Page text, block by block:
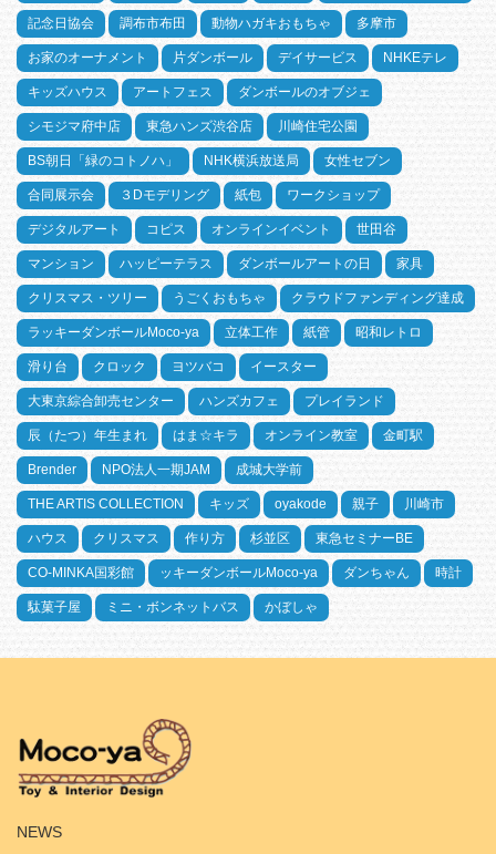
記念日協会 調布市布田 動物ハガキおもちゃ 多摩市
お家のオーナメント 片ダンボール デイサービス NHKEテレ
キッズハウス アートフェス ダンボールのオブジェ
シモジマ府中店 東急ハンズ渋谷店 川崎住宅公園
BS朝日「緑のコトノハ」 NHK横浜放送局 女性セブン
合同展示会 ３Dモデリング 紙包 ワークショップ
デジタルアート コピス オンラインイベント 世田谷
マンション ハッピーテラス ダンボールアートの日 家具
クリスマス・ツリー うごくおもちゃ クラウドファンディング達成
ラッキーダンボールMoco-ya 立体工作 紙管 昭和レトロ
滑り台 クロック ヨツバコ イースター
大東京綜合卸売センター ハンズカフェ プレイランド
辰（たつ）年生まれ はま☆キラ オンライン教室 金町駅
Brender NPO法人一期JAM 成城大学前
THE ARTIS COLLECTION キッズ oyakode 親子 川崎市
ハウス クリスマス 作り方 杉並区 東急セミナーBE
CO-MINKA国彩館 ッキーダンボールMoco-ya ダンちゃん 時計
駄菓子屋 ミニ・ボンネットバス かぼしゃ
NEWS